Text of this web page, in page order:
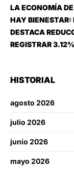
LA ECONOMÍA
HAY BIENESTAR:
DESTACA
REGISTRAR
HISTORIAL
agosto 2026
julio 2026
junio 2026
mayo 2026